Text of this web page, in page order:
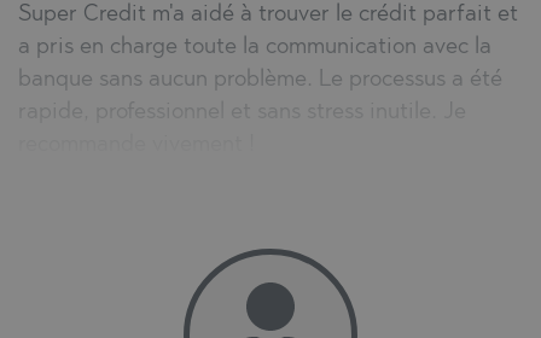
Super Credit m'a aidé à trouver le crédit parfait et
a pris en charge toute la communication avec la
banque sans aucun problème. Le processus a été
rapide, professionnel et sans stress inutile. Je